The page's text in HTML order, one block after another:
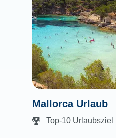
Mallorca Urlaub
Top-10 Urlaubsziel